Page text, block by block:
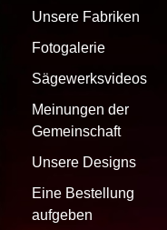
Unsere Fabriken
Fotogalerie
Sägewerksvideos
Meinungen der
Gemeinschaft
Unsere Designs
Eine Bestellung
aufgeben